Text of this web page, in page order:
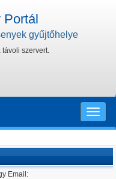
Portál
gyűjtőhelye
távoli szervert.
Toggle
Email: